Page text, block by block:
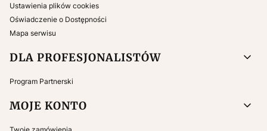
Ustawienia plików cookies
Oświadczenie o Dostępności
Mapa serwisu
DLA PROFESJONALISTÓW
Program Partnerski
MOJE KONTO